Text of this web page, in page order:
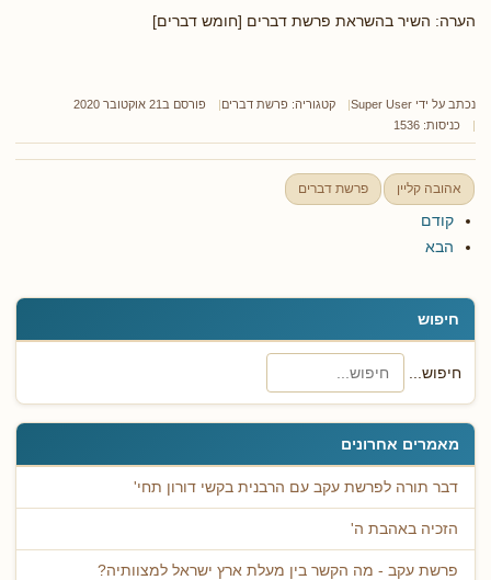
חיפוש
חיפוש...
מאמרים אחרונים
דבר תורה לפרשת עקב עם הרבנית בקשי דורון תחי'
הזכיה באהבת ה'
פרשת עקב - מה הקשר בין מעלת ארץ ישראל למצוותיה?
הערה: השיר בהשראת פרשת דברים [חומש דברים]
נכתב על ידי Super User קטגוריה: פרשת דברים
פורסם ב21 אוקטובר 2020
כניסות: 1536
אהובה קליין פרשת דברים
קודם
הבא